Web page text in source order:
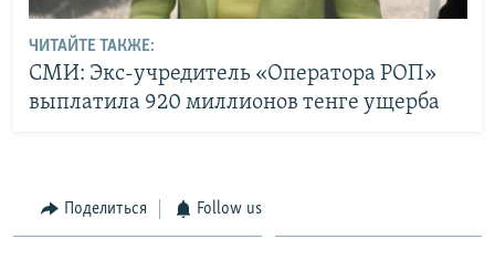
ЧИТАЙТЕ ТАКЖЕ:
СМИ: Экс-учредитель «Оператора РОП»
выплатила 920 миллионов тенге ущерба
Поделиться Follow us